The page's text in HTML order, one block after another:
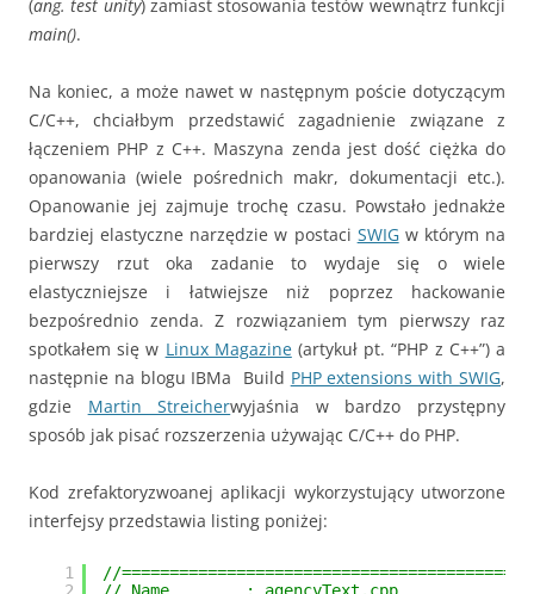
(ang. test unity) zamiast stosowania testów wewnątrz funkcji
main().
Na koniec, a może nawet w następnym poście dotyczącym
C/C++, chciałbym przedstawić zagadnienie związane z
łączeniem PHP z C++. Maszyna zenda jest dość ciężka do
opanowania (wiele pośrednich makr, dokumentacji etc.).
Opanowanie jej zajmuje trochę czasu. Powstało jednakże
bardziej elastyczne narzędzie w postaci SWIGw którym na
pierwszy rzut oka zadanie to wydaje się o wiele
elastyczniejsze i łatwiejsze niż poprzez hackowanie
bezpośrednio zenda. Z rozwiązaniem tym pierwszy raz
spotkałem się w Linux Magazine(artykuł pt. “PHP z C++”) a
następnie na blogu IBMa Build PHP extensions with SWIG,
gdzie Martin Streicherwyjaśnia w bardzo przystępny
sposób jak pisać rozszerzenia używając C/C++ do PHP.
Kod zrefaktoryzwoanej aplikacji wykorzystujący utworzone
interfejsy przedstawia listing poniżej:
1
//